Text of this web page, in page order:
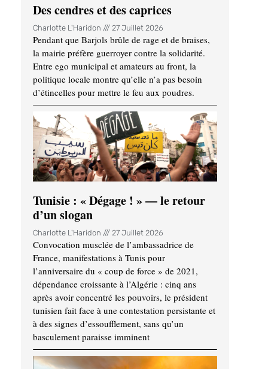
Des cendres et des caprices
Charlotte L'Haridon 27 Juillet 2026
Pendant que Barjols brûle de rage et de braises,
la mairie préfère guerroyer contre la solidarité.
Entre ego municipal et amateurs au front, la
politique locale montre qu’elle n’a pas besoin
d’étincelles pour mettre le feu aux poudres.
Tunisie : « Dégage ! » — le retour
d’un slogan
Charlotte L'Haridon 27 Juillet 2026
Convocation musclée de l’ambassadrice de
France, manifestations à Tunis pour
l’anniversaire du « coup de force » de 2021,
dépendance croissante à l’Algérie : cinq ans
après avoir concentré les pouvoirs, le président
tunisien fait face à une contestation persistante et
à des signes d’essoufflement, sans qu’un
basculement paraisse imminent